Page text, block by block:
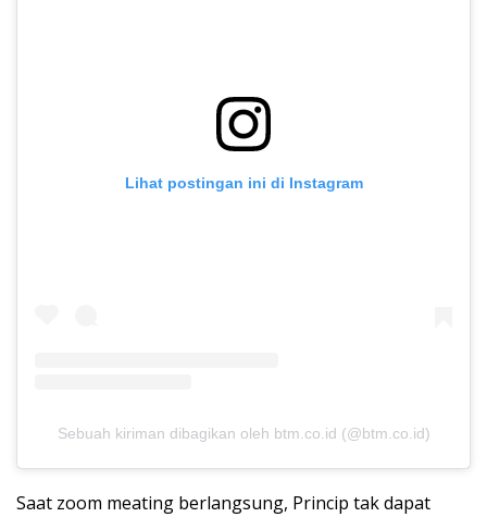
Lihat postingan ini di Instagram
Sebuah kiriman dibagikan oleh btm.co.id (@btm.co.id)
Saat zoom meating berlangsung, Princip tak dapat